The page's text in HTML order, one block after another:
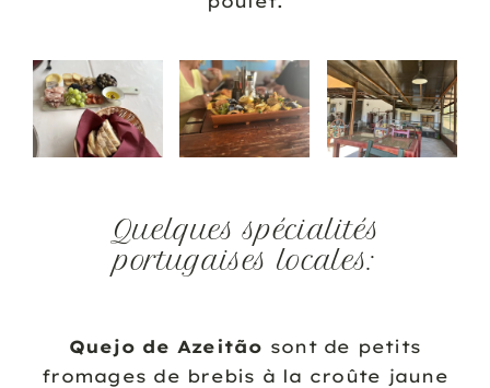
Quelques spécialités
portugaises locales:
Quejo de Azeitão sont de petits
fromages de brebis à la croûte jaune